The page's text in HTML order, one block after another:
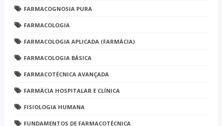
FARMACOGNOSIA PURA
FARMACOLOGIA
FARMACOLOGIA APLICADA (FARMÁCIA)
FARMACOLOGIA BÁSICA
FARMACOTÉCNICA AVANÇADA
FARMÁCIA HOSPITALAR E CLÍNICA
FISIOLOGIA HUMANA
FUNDAMENTOS DE FARMACOTÉCNICA